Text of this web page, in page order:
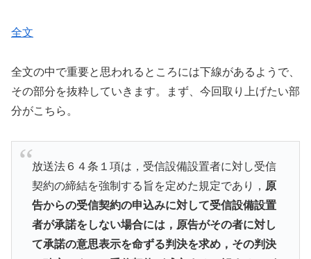
全文
全文の中で重要と思われるところには下線があるようで、
その部分を抜粋していきます。まず、今回取り上げたい部
分がこちら。
放送法６４条１項は，受信設備設置者に対し受信
契約の締結を強制する旨を定めた規定であり， 原
告からの受信契約の申込みに対して受信設備設置
者が承諾をしない場合には，原告がその者に対し
て承諾の意思表示を命ずる判決を求め，その判決